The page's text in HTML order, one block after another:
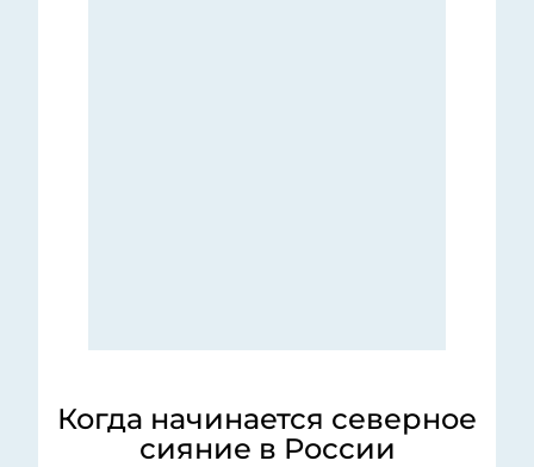
Когда начинается северное
сияние в России